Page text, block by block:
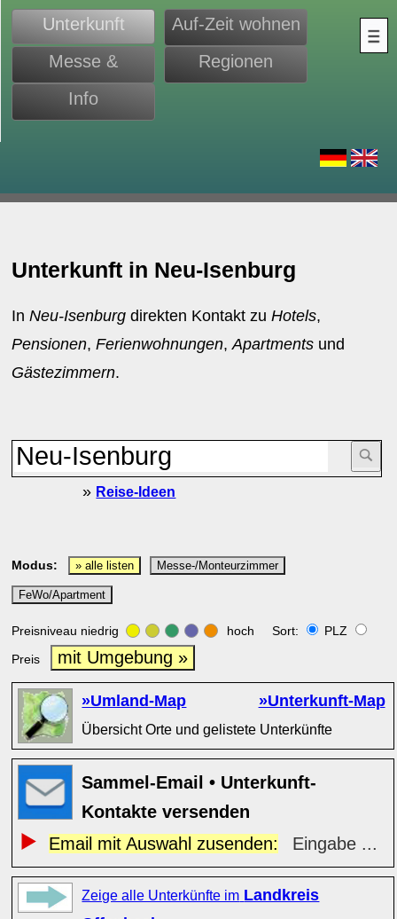
Unterkunft
Auf-Zeit wohnen
Messe &
Monteure
Regionen
Info
Unterkunft in Neu-Isenburg
InNeu-Isenburg direkten Kontakt zuHotels,
Pensionen,Ferienwohnungen,Apartments und
Gästezimmern.
» Reise-Ideen
Modus: » alle listen Messe-/Monteurzimmer
FeWo/Apartment
Preisniveau niedrig hoch Sort:
PLZ
Preis
mit Umgebung »
»Umland-Map »Unterkunft-Map
Übersicht Orte und gelistete Unterkünfte
Sammel-Email • Unterkunft-
Kontakte versenden
Email mit Auswahl zusenden:
Eingabe ...
Zeige alle Unterkünfte im Landkreis